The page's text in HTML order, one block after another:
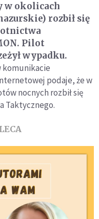
w okolicach
rozbił się
Pilot
wypadku.
komunikacie
podaje, że w
nocnych rozbił się
Taktycznego.